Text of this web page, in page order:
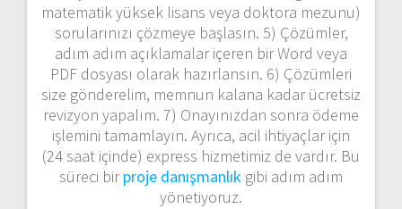
matematik yüksek lisans veya doktora mezunu)
sorularınızı çözmeye başlasın. 5) Çözümler,
adım adım açıklamalar içeren bir Word veya
PDF dosyası olarak hazırlansın. 6) Çözümleri
size gönderelim, memnun kalana kadar ücretsiz
revizyon yapalım. 7) Onayınızdan sonra ödeme
işlemini tamamlayın. Ayrıca, acil ihtiyaçlar için
(24 saat içinde) express hizmetimiz de vardır. Bu
süreci birproje danışmanlık gibi adım adım
yönetiyoruz.